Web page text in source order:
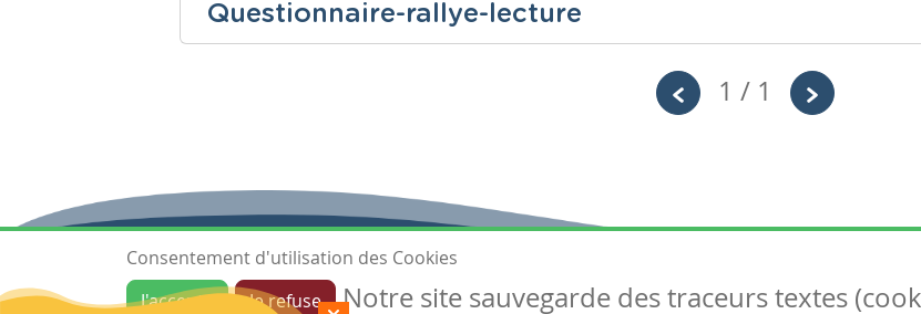
Questionnaire-rallye-lecture
Idée de questionnaire sur un
1 / 1
Ressources Articles
Consentement d'utilisation des Cookies
J'accepte
Je refuse Notre site sauvegarde des traceurs textes